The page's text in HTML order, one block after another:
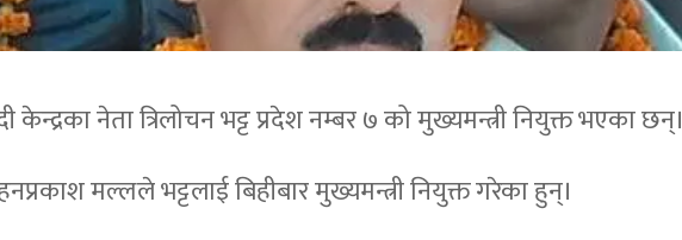
नेता त्रिलोचन भट्ट प्रदेश नम्बर ७ को मुख्यमन्त्री नियुक्त भएका छन्।
मल्लले भट्टलाई बिहीबार मुख्यमन्त्री नियुक्त गरेका हुन्।